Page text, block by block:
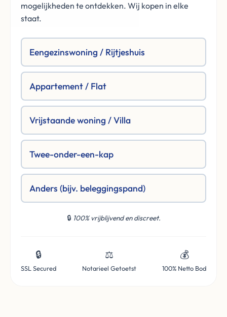
mogelijkheden te ontdekken. Wij kopen in elke
staat.
Eengezinswoning / Rijtjeshuis
Appartement / Flat
Vrijstaande woning / Villa
Twee-onder-een-kap
Anders (bijv. beleggingspand)
🔒 100% vrijblijvend en discreet.
🔒
SSL Secured
⚖️
Notarieel Getoetst
💰
100% Netto Bod